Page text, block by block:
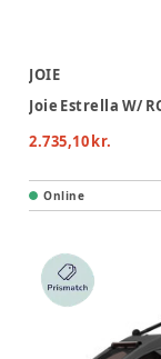
JOIE
2.735,10 kr.
Online